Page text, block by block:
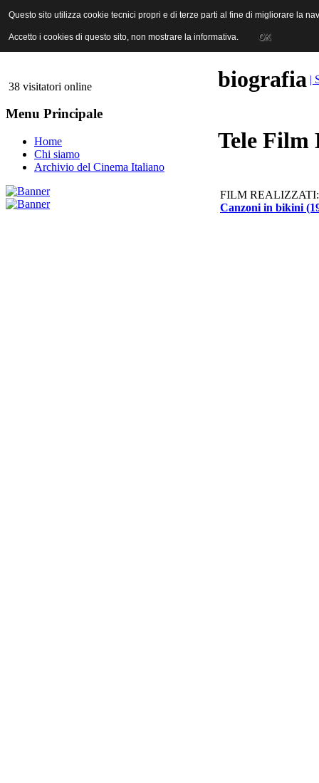
ANICA | Associazione Nazionale Industrie Cinematografiche
38 visitatori online
Menu Principale
Home
Chi siamo
Archivio del Cinema Italiano
biografia |
Tele Film
FILM REALIZZATI:
Canzoni in bikini
Questo sito utilizza cookie tecnici propri e di terze parti al fine di migliorare la
Accetto i cookies di questo sito, non mostrare la informativa. OK
Questo sito utilizza cookie tecnici propri e di terze parti al fine di migliorare la
Accetto i cookies di questo sito, non mostrare la informativa. OK